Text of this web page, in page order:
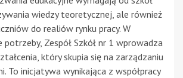
wiedzy teoretycznej, ale również
do realiów rynku pracy. W
Zespół Szkół nr 1 wprowadza
który skupia się na zarządzaniu
To inicjatywa wynikająca z współpracy